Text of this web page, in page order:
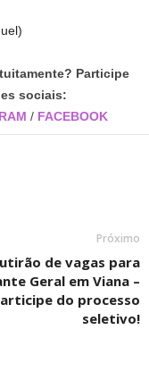
Participe
sociais:
/ FACEBOOK
Próximo
de vagas para
Geral em Viana –
do processo
seletivo!